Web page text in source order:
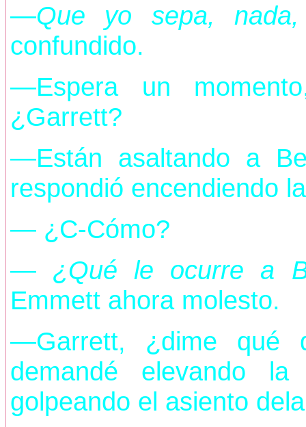
—Que yo sepa, nada,
confundido.
—Espera un
¿Garrett?
—Están asaltando a
respondió encendiendo
— ¿C-Cómo?
— ¿Qué le ocurre a
Emmett ahora molesto.
—Garrett, ¿dime qué
demandé elevando
golpeando el asiento